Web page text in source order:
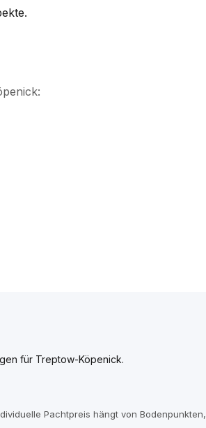
für Treptow-Köpenick.
Pachtpreis hängt von Bodenpunkten,